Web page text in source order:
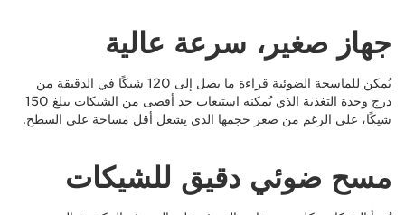
جهاز صغير، سرعة عالية
يُمكن للماسحة الضوئية قراءة ما يصل إلى 120 شيكًا في الدقيقة من
درج وحدة التغذية الذي يُمكنه استيعاب حد أقصى من الشيكات يبلغ 150
شيكًا، على الرغم من صغر حجمها الذي يشغل أقل مساحة على السطح.
مسح ضوئي دقيق للشيكات